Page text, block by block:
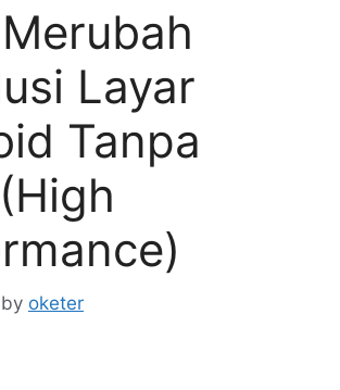
Layar
Tanpa
by oketer